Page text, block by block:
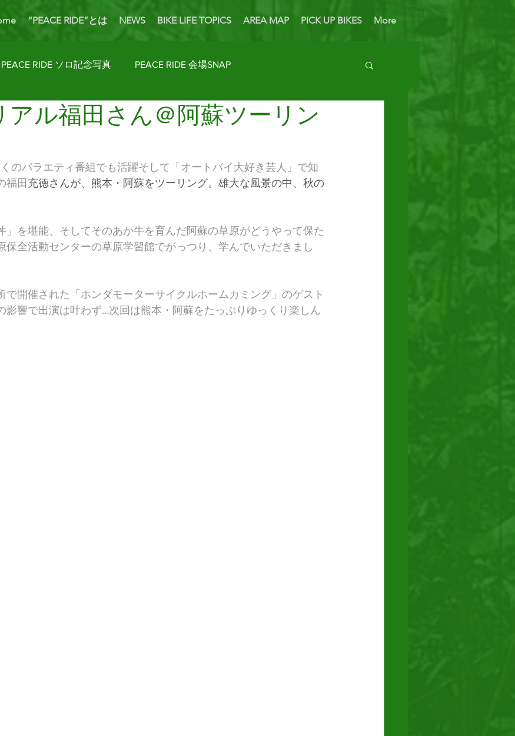
“PEACE RIDE”とは NEWS BIKE LIFE TOPICS AREA MAP PICK UP BIKES More
PEACE RIDE ソロ記念写真 PEACE RIDE 会場SNAP
Talk PICK UP BIKES ホームカミング Enjoy Bike
アル福田さん＠阿蘇ツーリン
のバラエティ番組でも活躍そして「オートバイ大好き芸人」で知
福田 充徳さんが、熊本・阿蘇をツーリング。雄大な風景の中、秋の
」を堪能、そしてそのあか牛を育んだ阿蘇の草原がどうやって保た
保全活動センターの草原学習館でがっつり、学んでいただきまし
で開催された「ホンダモーターサイクルホームカミング」のゲスト
影響で出演は叶わず…次回は熊本・阿蘇をたっぷりゆっくり楽しん